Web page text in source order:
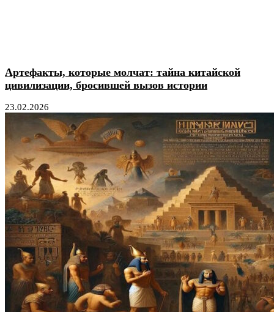
Артефакты, которые молчат: тайна китайской
цивилизации, бросившей вызов истории
23.02.2026